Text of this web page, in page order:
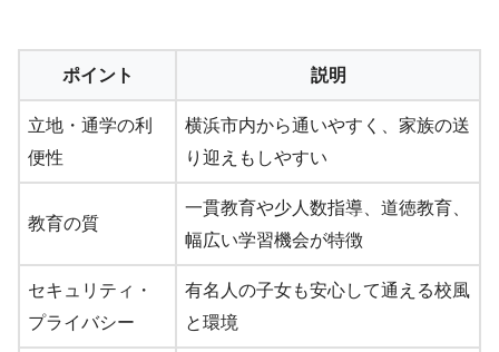
ポイント 説明
立地・通学の利
便性
横浜市内から通いやすく、家族の送
り迎えもしやすい
教育の質
一貫教育や少人数指導、道徳教育、
幅広い学習機会が特徴
セキュリティ・
プライバシー
有名人の子女も安心して通える校風
と環境